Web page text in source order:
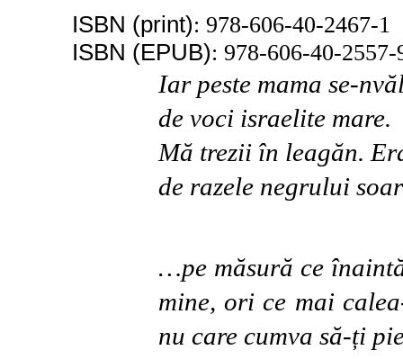
ISBN (print): 978-606-40-2467-1
ISBN (EPUB): 978-606-40-2557-
Iar peste mama se-
de voci israelite mare.
Mă trezii în leagăn.
de razele negrului
…pe măsură ce
mine, ori ce mai
nu care cumva să-ți